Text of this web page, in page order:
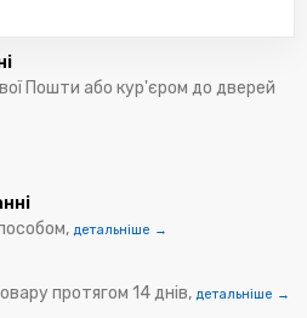
Пошти або кур'єром до дверей
детальніше →
протягом 14 днів, детальніше →